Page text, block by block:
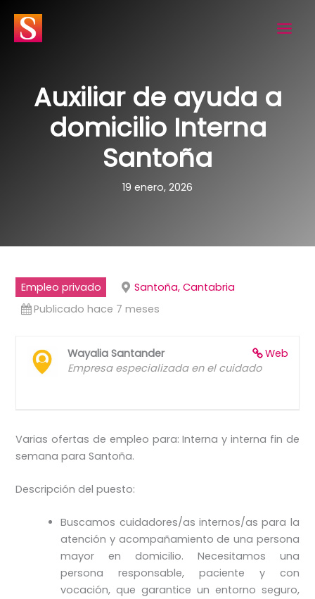
contenido
Auxiliar de ayuda a
domicilio Interna
Santoña
19 enero, 2026
Empleo privado
Santoña, Cantabria
Publicado hace 7 meses
Web
Wayalia Santander
Empresa especializada en el cuidado
Varias ofertas de empleo para: Interna y interna fin de
semana para Santoña.
Descripción del puesto:
Buscamos cuidadores/as internos/as para la
atención y acompañamiento de una persona
mayor en domicilio. Necesitamos una
persona responsable, paciente y con
vocación, que garantice un entorno seguro,